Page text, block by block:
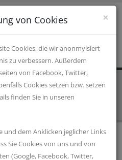
×
von Cookies
Cookies, die wir anonmyisiert
zu verbessern. Außerdem
von Facebook, Twitter,
Cookies setzen bzw. setzen
finden Sie in unseren
und dem Anklicken jeglicher Links
Sie Cookies von uns und von
(Google, Facebook, Twitter,
& GESUNDHEIT
- MARKETING-AGENTUR
viele Handy- und Tablet-Nutzer